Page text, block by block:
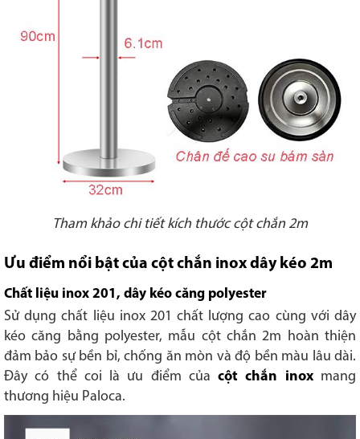
Tham khảo chi tiết kích thước cột chắn 2m
Ưu điểm nổi bật của cột chắn inox dây kéo 2m
Chất liệu inox 201, dây kéo căng polyester
Sử dụng chất liệu inox 201 chất lượng cao cùng với dây
kéo căng bằng polyester, mẫu cột chắn 2m hoàn thiện
đảm bảo sự bền bỉ, chống ăn mòn và độ bền màu lâu dài.
Đây có thể coi là ưu điểm củacột chắn inoxmang
thương hiệu Paloca.